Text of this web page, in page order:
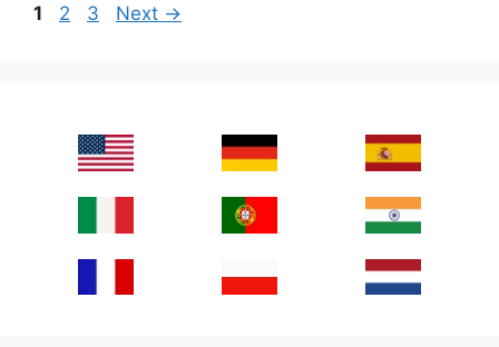
Page
1 Page
2 Page
3 Next →